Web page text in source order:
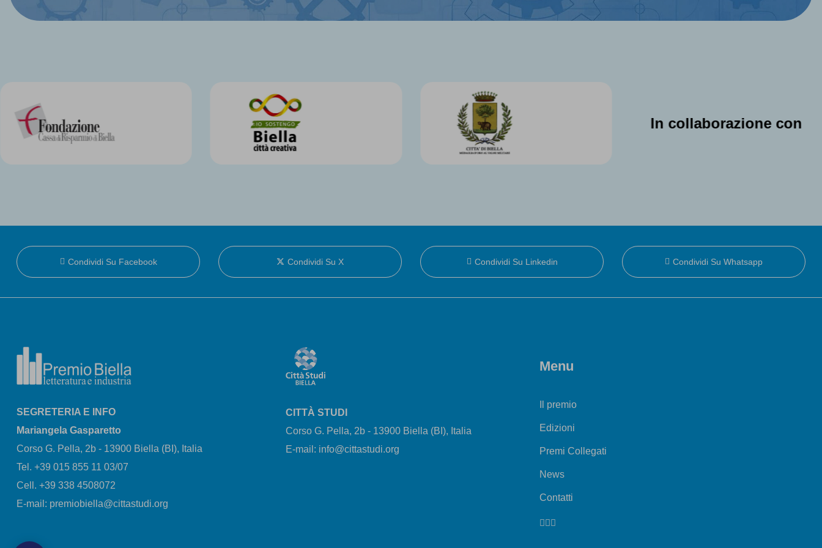
In collaborazione con
Condividi Su Facebook Condividi Su X Condividi Su Linkedin Condividi Su Whatsapp
SEGRETERIA E INFO
Mariangela Gasparetto
Corso G. Pella, 2b - 13900 Biella (BI), Italia
Tel. +39 015 855 11 03/07
Cell. +39 338 4508072
E-mail: premiobiella@cittastudi.org
CITTÀ STUDI
Corso G. Pella, 2b - 13900 Biella (BI), Italia
E-mail: info@cittastudi.org
Menu
Il premio
Edizioni
Premi Collegati
News
Contatti